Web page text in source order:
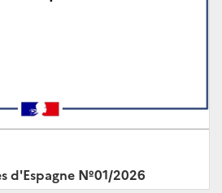
d'Espagne Nº01/2026